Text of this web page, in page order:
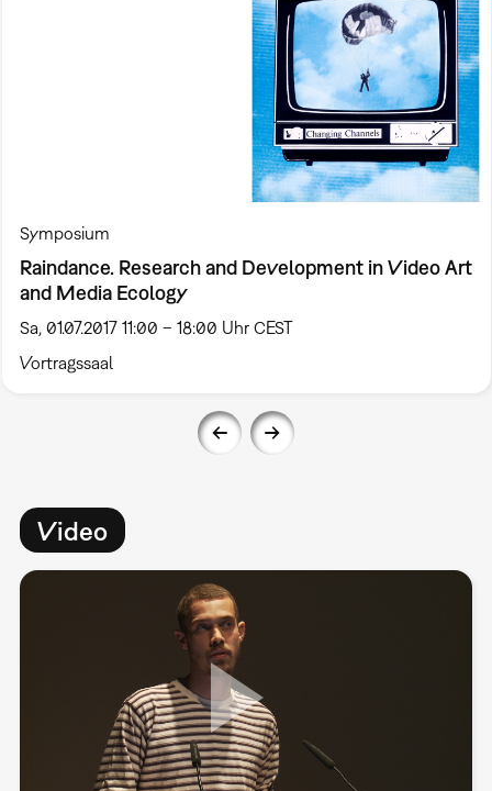
Symposium
Raindance. Research and Development in Video Art
and Media Ecology
Sa, 01.07.2017 11:00 – 18:00 Uhr CEST
Vortragssaal
Video